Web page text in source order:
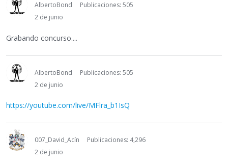
AlbertoBond
Publicaciones: 505
2 de junio
Grabando concurso....
AlbertoBond
Publicaciones: 505
2 de junio
https://youtube.com/live/MFlra_b1IsQ
007_David_Acín
Publicaciones: 4,296
2 de junio